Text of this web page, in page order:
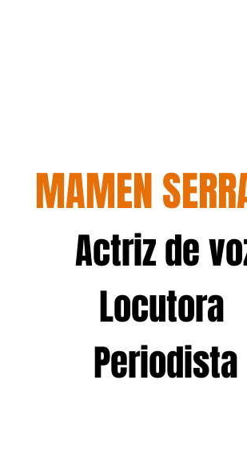
MAMEN
Actriz de
Locutora
Periodista